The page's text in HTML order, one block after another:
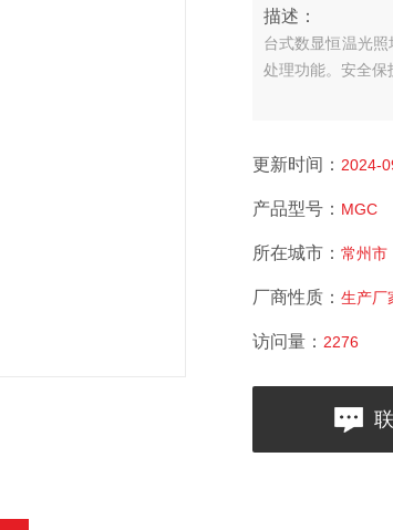
描述：
台式数显恒温光
处理功能。安全保
更新时间： 2024-
产品型号： MGC
所在城市： 常州市
厂商性质： 生产厂
访问量： 2276